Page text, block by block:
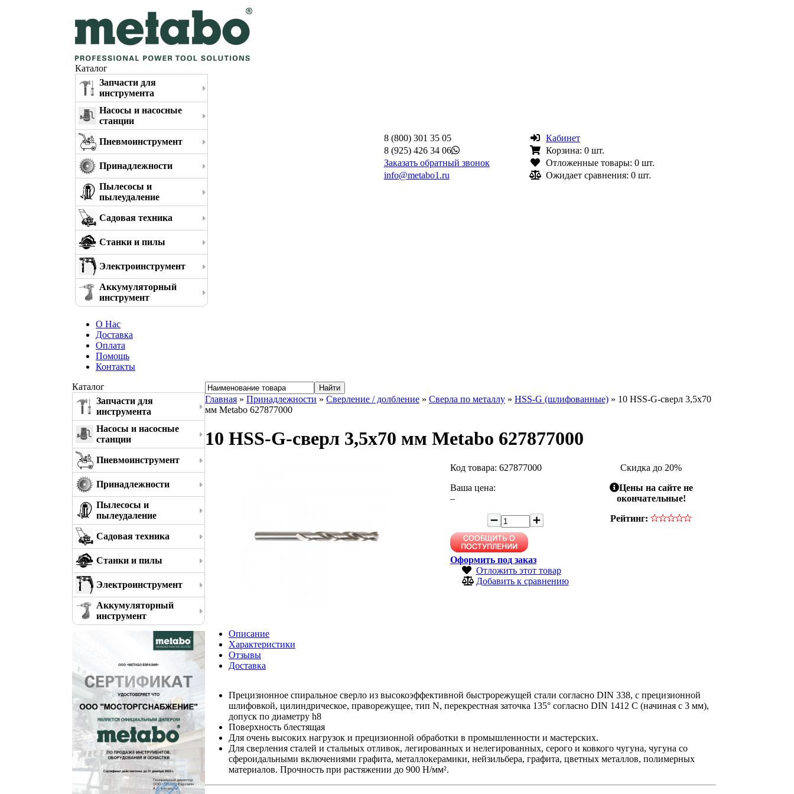
Каталог
Запчасти для
инструмента
Насосы и насосные
станции
Пневмоинструмент
Принадлежности
Пылесосы и
пылеудаление
Садовая техника
Станки и пилы
Электроинструмент
Аккумуляторный
инструмент
8 (800) 301 35 05
8 (925) 426 34 06
Заказать обратный звонок
info@metabo1.ru
Кабинет
Корзина: 0 шт.
Отложенные товары: 0 шт.
Ожидает сравнения: 0 шт.
О Нас
Доставка
Оплата
Помощь
Контакты
Каталог
Запчасти для
инструмента
Насосы и насосные
станции
Пневмоинструмент
Принадлежности
Пылесосы и
пылеудаление
Садовая техника
Станки и пилы
Электроинструмент
Аккумуляторный
инструмент
Главная » Принадлежности » Сверление / долбление » Сверла по металлу » HSS-G (шлифованные) » 10 HSS-G-сверл 3,5x70
мм Metabo 627877000
10 HSS-G-сверл 3,5x70 мм Metabo 627877000
Код товара: 627877000
Ваша цена:
–
Оформить под заказ
Отложить этот товар
Добавить к сравнению
Скидка до 20%
Цены на сайте не
окончательные!
Рейтинг:
Описание
Характеристики
Отзывы
Доставка
Прецизионное спиральное сверло из высокоэффективной быстрорежущей стали согласно DIN 338, с прецизионной
шлифовкой, цилиндрическое, праворежущее, тип N, перекрестная заточка 135° согласно DIN 1412 C (начиная с 3 мм),
допуск по диаметру h8
Поверхность блестящая
Для очень высоких нагрузок и прецизионной обработки в промышленности и мастерских.
Для сверления сталей и стальных отливок, легированных и нелегированных, серого и ковкого чугуна, чугуна со
сфероидальными включениями графита, металлокерамики, нейзильбера, графита, цветных металлов, полимерных
материалов. Прочность при растяжении до 900 Н/мм².